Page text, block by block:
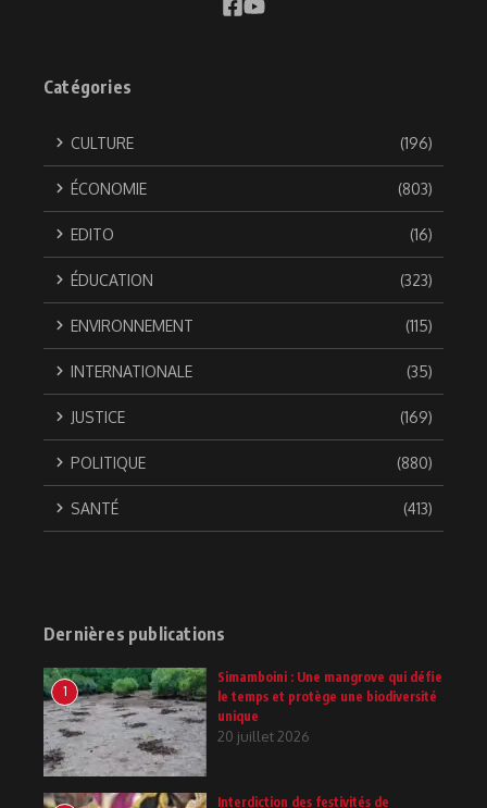
Catégories
CULTURE (196)
ÉCONOMIE (803)
EDITO (16)
ÉDUCATION (323)
ENVIRONNEMENT (115)
INTERNATIONALE (35)
JUSTICE (169)
POLITIQUE (880)
SANTÉ (413)
Dernières publications
1
Simamboini : Une mangrove qui défie
le temps et protège une biodiversité
unique
20 juillet 2026
Interdiction des festivités de